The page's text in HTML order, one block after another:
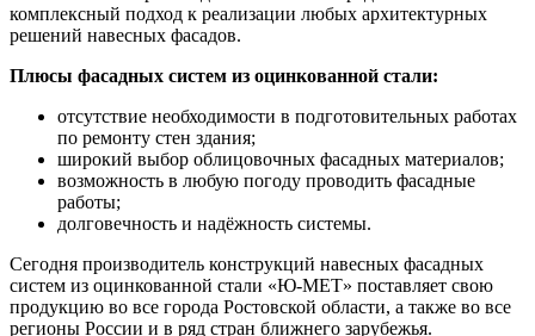
комплексный подход к реализации любых архитектурных
решений навесных фасадов.
Плюсы фасадных систем из оцинкованной стали:
отсутствие необходимости в подготовительных работах
по ремонту стен здания;
широкий выбор облицовочных фасадных материалов;
возможность в любую погоду проводить фасадные
работы;
долговечность и надёжность системы.
Сегодня производитель конструкций навесных фасадных
систем из оцинкованной стали «Ю-МЕТ» поставляет свою
продукцию во все города Ростовской области, а также во все
регионы России и в ряд стран ближнего зарубежья.